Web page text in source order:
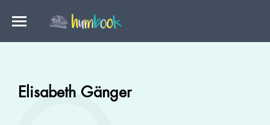
Elisabeth Gänger